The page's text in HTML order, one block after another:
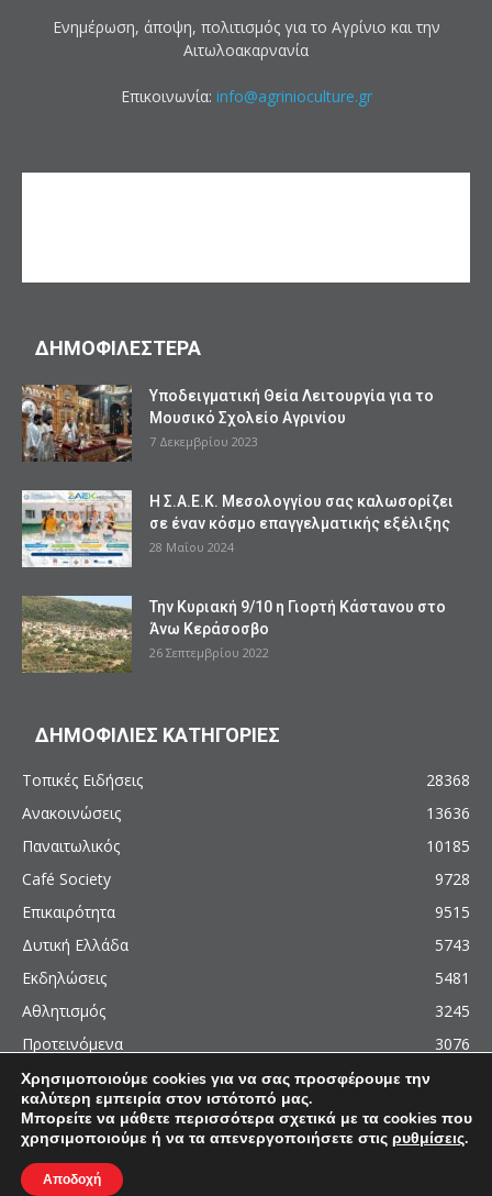
Ενημέρωση, άποψη, πολιτισμός για το Αγρίνιο και την
Αιτωλοακαρνανία
Επικοινωνία: info@agrinioculture.gr
ΔΗΜΟΦΙΛΕΣΤΕΡΑ
Υποδειγματική Θεία Λειτουργία για το
Μουσικό Σχολείο Αγρινίου
7 Δεκεμβρίου 2023
Η Σ.Α.Ε.Κ. Μεσολογγίου σας καλωσορίζει
σε έναν κόσμο επαγγελματικής εξέλιξης
28 Μαΐου 2024
Την Κυριακή 9/10 η Γιορτή Κάστανου στο
Άνω Κεράσοσβο
26 Σεπτεμβρίου 2022
ΔΗΜΟΦΙΛΙΕΣ ΚΑΤΗΓΟΡΙΕΣ
Τοπικές Ειδήσεις
28368
Ανακοινώσεις
13636
Παναιτωλικός
10185
Café Society
9728
Επικαιρότητα
9515
Δυτική Ελλάδα
5743
Εκδηλώσεις
5481
Αθλητισμός
3245
Προτεινόμενα
3076
© 2011 - 2026 - AgrinioCulture.gr
This site is protected by reCAPTCHA and the Google
Χρησιμοποιούμε cookies για να σας προσφέρουμε την
καλύτερη εμπειρία στον ιστότοπό μας.
Μπορείτε να μάθετε περισσότερα σχετικά με τα cookies που
χρησιμοποιούμε ή να τα απενεργοποιήσετε στις ρυθμίσεις.
Αποδοχή